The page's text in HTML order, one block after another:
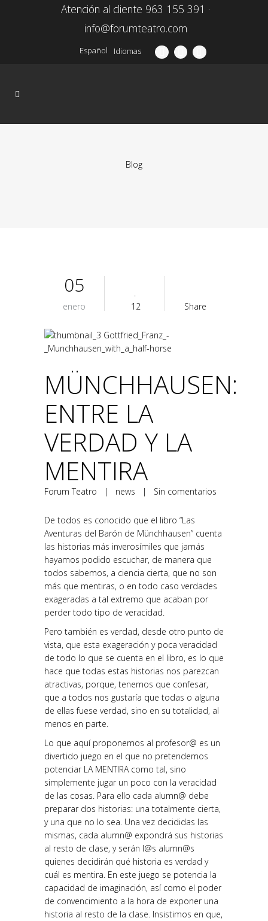
Atención al cliente 963 155 391 ·
info@forumteatro.com
Idiomas
Español
Blog
05
enero 12 Share
MÜNCHHAUSEN:
ENTRE LA
VERDAD Y LA
MENTIRA
Forum Teatro | news | Sin comentarios
De todos es conocido que el libro “Las
Aventuras del Barón de Münchhausen” cuenta
las historias más inverosímiles que jamás
hayamos podido escuchar, de manera que
todos sabemos, a ciencia cierta, que no son
más que mentiras, o en todo caso verdades
exageradas a tal extremo que acaban por
perder todo tipo de veracidad.
Pero también es verdad, desde otro punto de
vista, que esta exageración y poca veracidad
de todo lo que se cuenta en el libro, es lo que
hace que todas estas historias nos parezcan
atractivas, porque, tenemos que confesar,
que a todos nos gustaría que todas o alguna
de ellas fuese verdad, sino en su totalidad, al
menos en parte.
Lo que aquí proponemos al profesor@ es un
divertido juego en el que no pretendemos
potenciar LA MENTIRA como tal, sino
simplemente jugar un poco con la veracidad
de las cosas. Para ello cada alumn@ debe
preparar dos historias: una totalmente cierta,
y una que no lo sea. Una vez decididas las
mismas, cada alumn@ expondrá sus historias
al resto de clase, y serán l@s alumn@s
quienes decidirán qué historia es verdad y
cuál es mentira. En este juego se potencia la
capacidad de imaginación, así como el poder
de convencimiento a la hora de exponer una
historia al resto de la clase. Insistimos en que,